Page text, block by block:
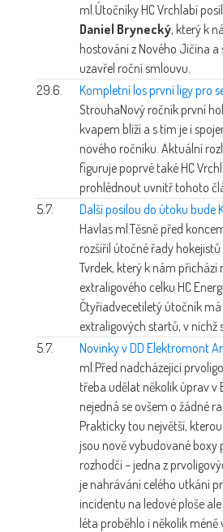
ml. Útočníky HC Vrchlabí
Daniel Brynecký, který k
hostování z Nového Jičína a
uzavřel roční smlouvu.
29.6.
Kompletní los první ligy pro
StrouhaNový ročník první
kvapem blíží a s tím je i
nového ročníku. Aktuální
figuruje poprvé také HC
prohlédnout uvnitř tohoto
5.7.
Další posilou do útoku bude
Havlas ml.Těsně před
rozšířil útočné řady hokejistů
Tvrdek, který k nám přichází
extraligového celku HC
Čtyřiadvecetiletý útočník
extraligových startů, v nichž
5.7.
Novinky v DD Elektromont
ml. Před nadcházející
třeba udělat několik úprav v
nejedná se ovšem o žádné
Prakticky tou největší,
jsou nově vybudované boxy
rozhodčí – jedna z
je nahrávání celého utkání
incidentu na ledové ploše
léta proběhlo i několik